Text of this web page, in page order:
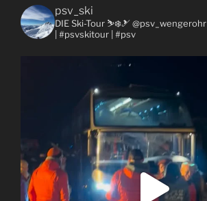
psv_ski
DIE Ski-Tour ⛷❄️🎿 @psv_wengerohr
| #psvskitour | #psv